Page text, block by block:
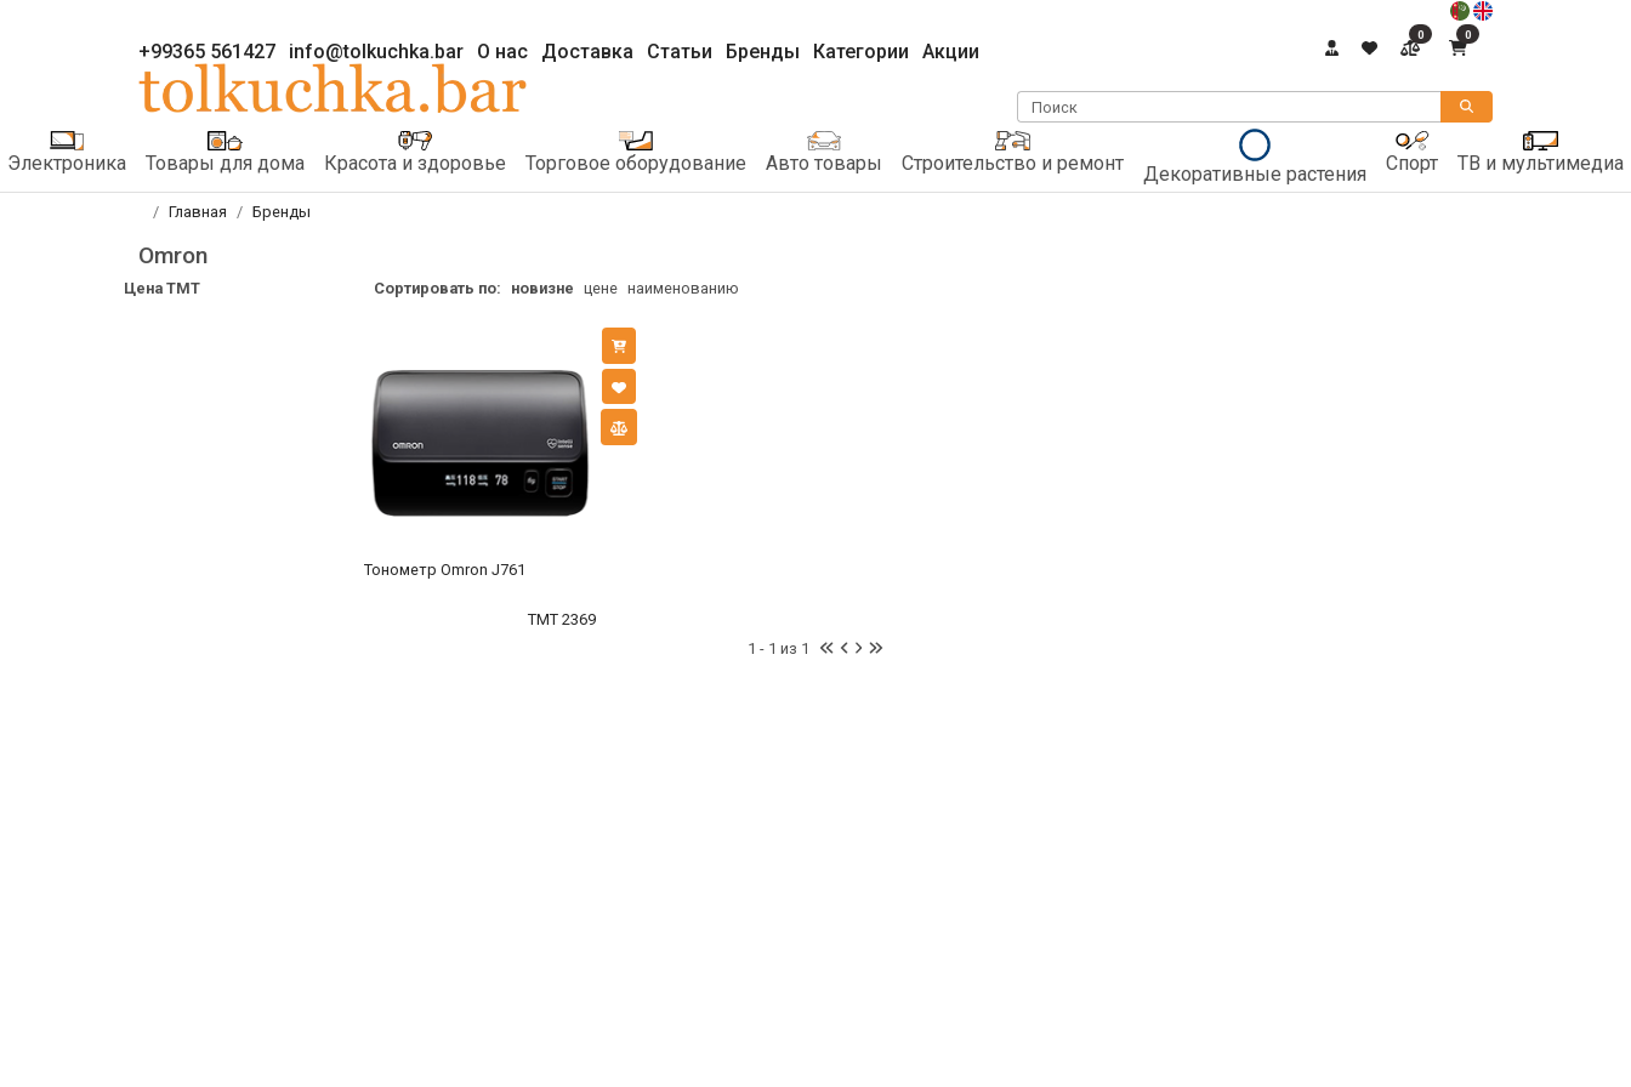
+99365 561427 info@tolkuchka.bar О нас Доставка Статьи Бренды Категории Акции
0 0
Поиск
Электроника Товары для дома Красота и здоровье Торговое оборудование Авто товары Строительство и ремонт Декоративные растения Спорт ТВ и мультимедиа
Главная Бренды
Omron
Цена TMT Сортировать по: новизне цене наименованию
Тонометр Omron J761
TMT 2369
1 - 1 из 1